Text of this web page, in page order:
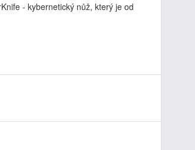
- kybernetický nůž, který je od